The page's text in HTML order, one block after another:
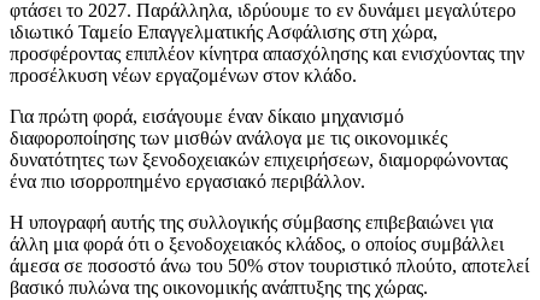
φτάσει το 2027. Παράλληλα, ιδρύουμε το εν δυνάμει μεγαλύτερο
ιδιωτικό Ταμείο Επαγγελματικής Ασφάλισης στη χώρα,
προσφέροντας επιπλέον κίνητρα απασχόλησης και ενισχύοντας την
προσέλκυση νέων εργαζομένων στον κλάδο.
Για πρώτη φορά, εισάγουμε έναν δίκαιο μηχανισμό
διαφοροποίησης των μισθών ανάλογα με τις οικονομικές
δυνατότητες των ξενοδοχειακών επιχειρήσεων, διαμορφώνοντας
ένα πιο ισορροπημένο εργασιακό περιβάλλον.
Η υπογραφή αυτής της συλλογικής σύμβασης επιβεβαιώνει για
άλλη μια φορά ότι ο ξενοδοχειακός κλάδος, ο οποίος συμβάλλει
άμεσα σε ποσοστό άνω του 50% στον τουριστικό πλούτο, αποτελεί
βασικό πυλώνα της οικονομικής ανάπτυξης της χώρας.